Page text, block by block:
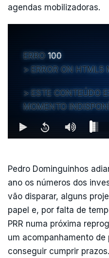
agendas mobilizadoras.
ERRO 100
ERROR ON HTML5
ESTE CONTEÚDO
MOMENTO
Pedro Dominguinhos
ano os números dos
vão disparar, alguns
papel e, por falta de
PRR numa próxima
um acompanhamento de
conseguir cumprir